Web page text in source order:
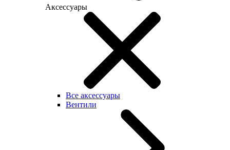
Аксессуары
Все аксессуары
Вентили